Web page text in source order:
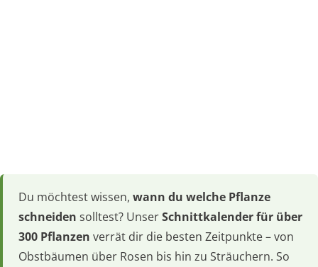
Du möchtest wissen, wann du welche Pflanze
schneiden solltest? UnserSchnittkalender für über
300 Pflanzen verrät dir die besten Zeitpunkte – von
Obstbäumen über Rosen bis hin zu Sträuchern. So